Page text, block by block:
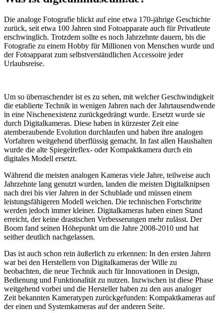
Die analoge Fotografie blickt auf eine etwa 170-jährige Geschichte
zurück, seit etwa 100 Jahren sind Fotoapparate auch für Privatleute
erschwinglich. Trotzdem sollte es noch Jahrzehnte dauern, bis die
Fotografie zu einem Hobby für Millionen von Menschen wurde und
der Fotoapparat zum selbstverständlichen Accessoire jeder
Urlaubsreise.
Um so überraschender ist es zu sehen, mit welcher Geschwindigkeit
die etablierte Technik in wenigen Jahren nach der Jahrtausendwende
in eine Nischenexistenz zurückgedrängt wurde. Ersetzt wurde sie
durch Digitalkameras. Diese haben in kürzester Zeit eine
atemberaubende Evolution durchlaufen und haben ihre analogen
Vorfahren weitgehend überflüssig gemacht. In fast allen Haushalten
wurde die alte Spiegelreflex- oder Kompaktkamera durch ein
digitales Modell ersetzt.
Während die meisten analogen Kameras viele Jahre, teilweise auch
Jahrzehnte lang genutzt wurden, landen die meisten Digitalknipsen
nach drei bis vier Jahren in der Schublade und müssen einem
leistungsfähigeren Modell weichen. Die technischen Fortschritte
werden jedoch immer kleiner. Digitalkameras haben einen Stand
erreicht, der keine drastischen Verbesserungen mehr zulässt. Der
Boom fand seinen Höhepunkt um die Jahre 2008-2010 und hat
seither deutlich nachgelassen.
Das ist auch schon rein äußerlich zu erkennen: In den ersten Jahren
war bei den Herstellern von Digitalkameras der Wille zu
beobachten, die neue Technik auch für Innovationen in Design,
Bedienung und Funktionalität zu nutzen. Inzwischen ist diese Phase
weitgehend vorbei und die Hersteller haben zu den aus analoger
Zeit bekannten Kameratypen zurückgefunden: Kompaktkameras auf
der einen und Systemkameras auf der anderen Seite.